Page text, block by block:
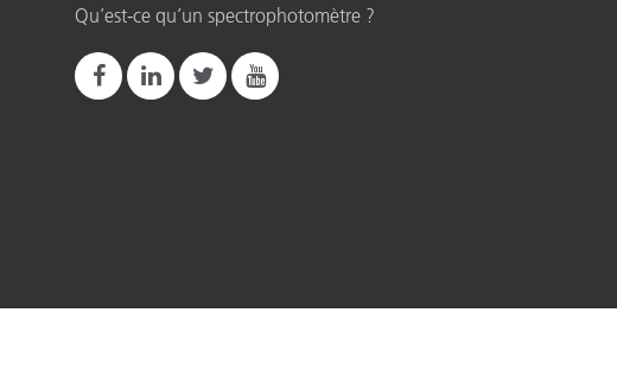
Qu’est-ce qu’un spectrophotomètre ?